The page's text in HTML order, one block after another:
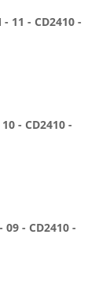
11 - CD2410 -
- CD2410 -
- CD2410 -